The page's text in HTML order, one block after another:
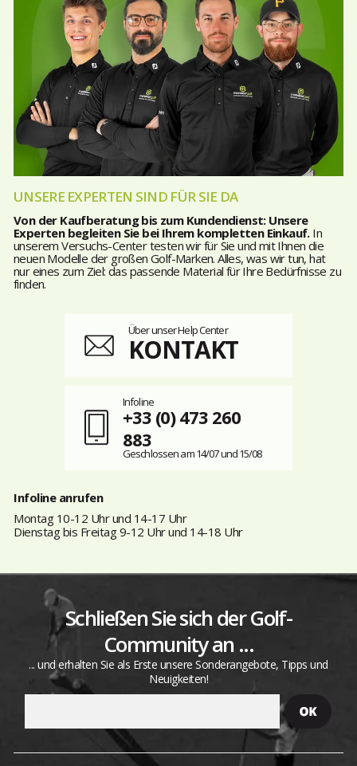
UNSERE EXPERTEN SIND FÜR SIE DA
Von der Kaufberatung bis zum Kundendienst: Unsere
Experten begleiten Sie bei Ihrem kompletten Einkauf.In
unserem Versuchs-Center testen wir für Sie und mit Ihnen die
neuen Modelle der großen Golf-Marken. Alles, was wir tun, hat
nur eines zum Ziel: das passende Material für Ihre Bedürfnisse zu
finden.
Über unser Help Center
KONTAKT
Infoline
+33 (0) 473 260
883
Geschlossen am 14/07 und 15/08
Infoline anrufen
Montag 10-12 Uhr und 14-17 Uhr
Dienstag bis Freitag 9-12 Uhr und 14-18 Uhr
Schließen Sie sich der Golf-
Community an ...
... und erhalten Sie als Erste unsere Sonderangebote, Tipps und
Neuigkeiten!